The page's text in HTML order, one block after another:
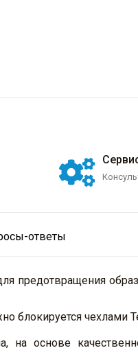
ответы
предотвращения
блокируется чехлами
на основе